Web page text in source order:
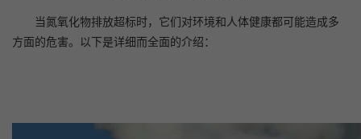
当氮氧化物排放超标时，它们对环境和人体健康都可能造成多
方面的危害。以下是详细而全面的介绍：